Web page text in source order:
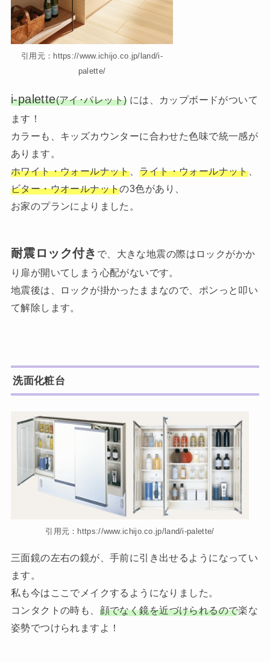
引用元：https://www.ichijo.co.jp/land/i-
palette/
i-palette(アイ･パレット) には、カップボードがついて
ます！
カラーも、キッズカウンターに合わせた色味で統一感が
あります。
ホワイト・ウォールナット、ライト・ウォールナット、
ビター・ウオールナットの3色があり、
お家のプランによりました。
耐震ロック付き で、大きな地震の際はロックがかか
り扉が開いてしまう心配がないです。
地震後は、ロックが掛かったままなので、ポンっと叩い
て解除します。
洗面化粧台
引用元：https://www.ichijo.co.jp/land/i-palette/
三面鏡の左右の鏡が、手前に引き出せるようになってい
ます。
私も今はここでメイクするようになりました。
コンタクトの時も、 顔でなく鏡を近づけられるので楽な
姿勢でつけられますよ！